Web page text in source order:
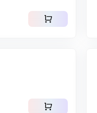
shopping_cart
shopping_cart